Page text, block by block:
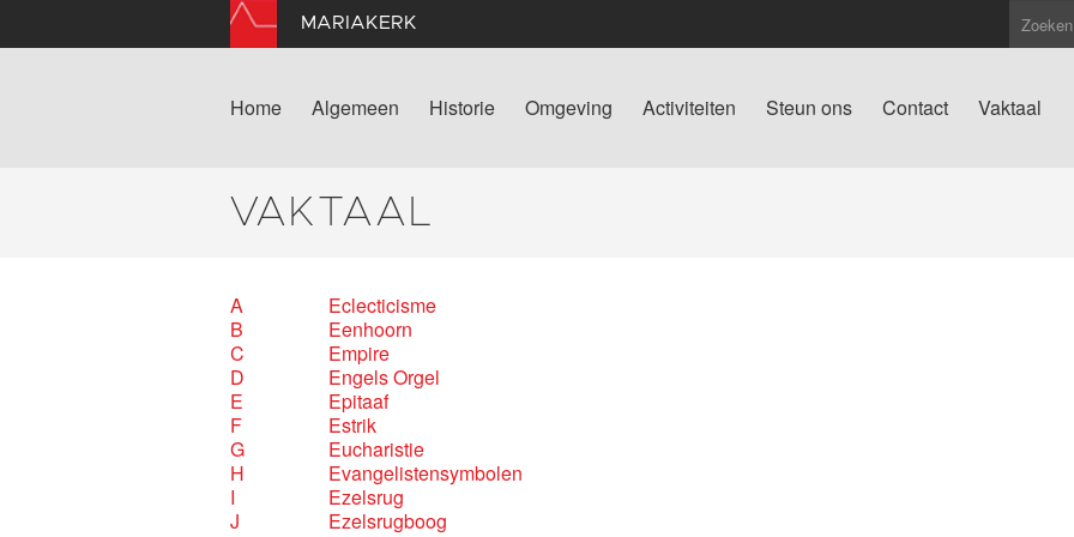
MARIAKERK
Home Algemeen Historie Omgeving Activiteiten Steun ons Contact Vaktaal
VAKTAAL
A
B
C
D
E
F
G
H
I
J
Eclecticisme
Eenhoorn
Empire
Engels Orgel
Epitaaf
Estrik
Eucharistie
Evangelistensymbolen
Ezelsrug
Ezelsrugboog